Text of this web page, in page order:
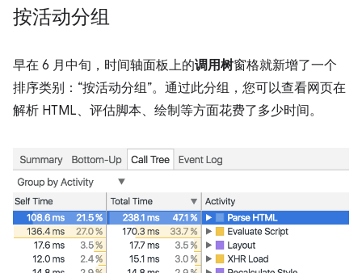
按活动分组
早在 6 月中旬，时间轴面板上的调用树窗格就新增了一个
排序类别：“按活动分组”。通过此分组，您可以查看网页在
解析 HTML、评估脚本、绘制等方面花费了多少时间。